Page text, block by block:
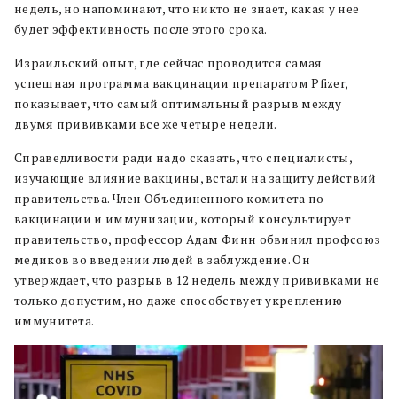
недель, но напоминают, что никто не знает, какая у нее
будет эффективность после этого срока.
Израильский опыт, где сейчас проводится самая
успешная программа вакцинации препаратом Pfizer,
показывает, что самый оптимальный разрыв между
двумя прививками все же четыре недели.
Справедливости ради надо сказать, что специалисты,
изучающие влияние вакцины, встали на защиту действий
правительства. Член Объединенного комитета по
вакцинации и иммунизации, который консультирует
правительство, профессор Адам Финн обвинил профсоюз
медиков во введении людей в заблуждение. Он
утверждает, что разрыв в 12 недель между прививками не
только допустим, но даже способствует укреплению
иммунитета.